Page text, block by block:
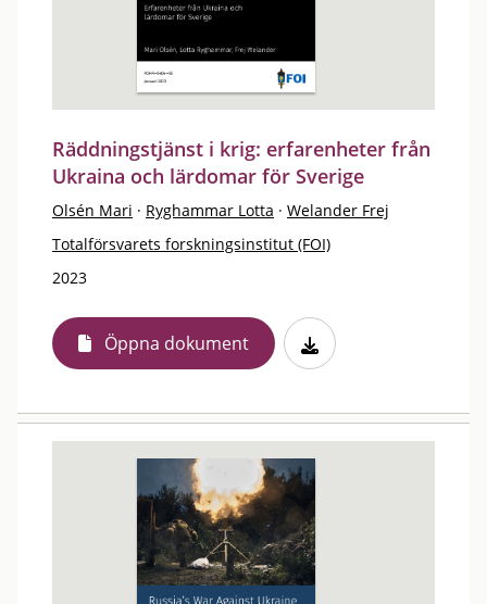
Räddningstjänst i krig: erfarenheter från
Ukraina och lärdomar för Sverige
Olsén Mari · Ryghammar Lotta · Welander Frej
Totalförsvarets forskningsinstitut (FOI)
2023
Öppna dokument